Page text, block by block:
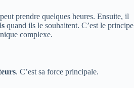
prendre quelques heures. Ensuite, il
quand ils le souhaitent. C’est le principe
complexe.
. C’est sa force principale.